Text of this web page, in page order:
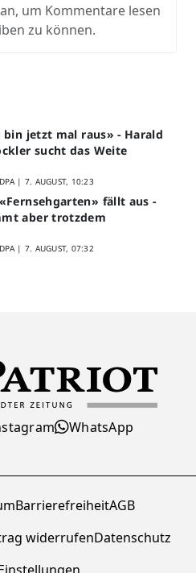
um Kommentare lesen
zu können.
bin jetzt mal raus» - Harald
sucht das Weite
| 7. AUGUST, 10:23
fällt aus -
aber trotzdem
| 7. AUGUST, 07:32
WhatsApp
BarrierefreiheitAGB
widerrufenDatenschutz